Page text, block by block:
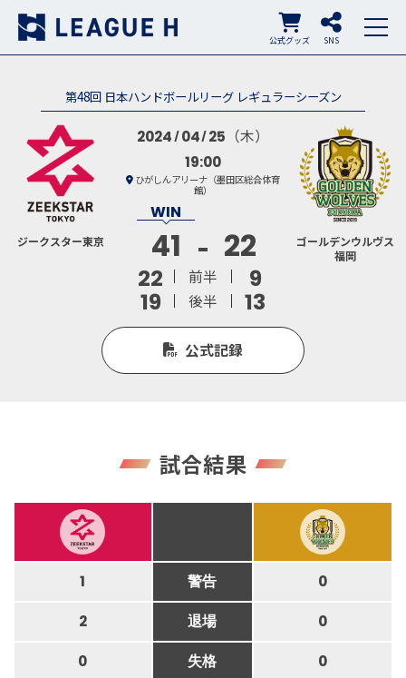
SNS
公式グッズ
第48回 日本ハンドボールリーグ レギュラーシーズン
ジークスター東京
2024 04 25 （木）
19:00
ひがしんアリーナ（墨田区総合体育
館）
41 22
22 前半
9
19
後半 13
ゴールデンウルヴス
福岡
公式記録
試合結果
1 警告 0
2 退場 0
0 失格 0